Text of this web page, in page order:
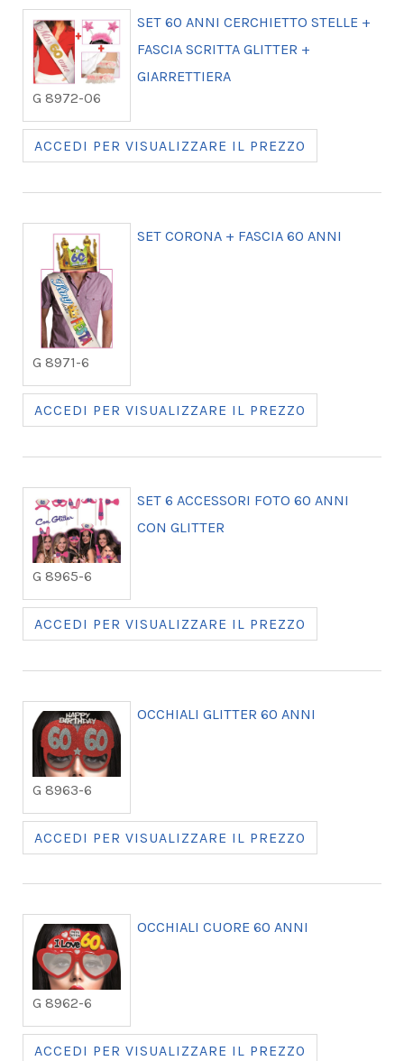
G 8972-06
SET 60 ANNI CERCHIETTO STELLE +
FASCIA SCRITTA GLITTER +
GIARRETTIERA
ACCEDI PER VISUALIZZARE IL PREZZO
G 8971-6
SET CORONA + FASCIA 60 ANNI
ACCEDI PER VISUALIZZARE IL PREZZO
G 8965-6
SET 6 ACCESSORI FOTO 60 ANNI
CON GLITTER
ACCEDI PER VISUALIZZARE IL PREZZO
G 8963-6
OCCHIALI GLITTER 60 ANNI
ACCEDI PER VISUALIZZARE IL PREZZO
G 8962-6
OCCHIALI CUORE 60 ANNI
ACCEDI PER VISUALIZZARE IL PREZZO